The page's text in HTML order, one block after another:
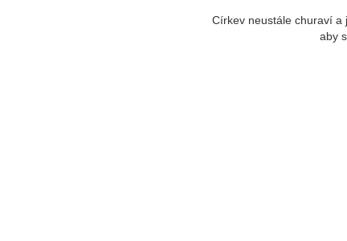
Církev neustále churaví a
aby